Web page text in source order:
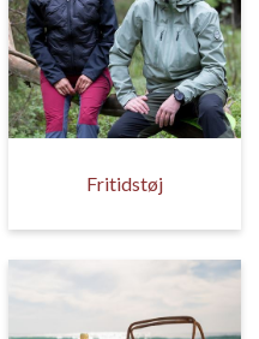
Fritidstøj